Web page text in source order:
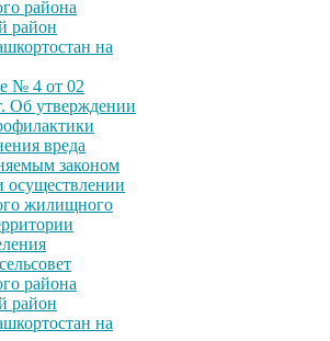
района
район
на
№ 4 от 02
Об утверждении
вреда
законом
осуществлении
жилищного
района
район
на